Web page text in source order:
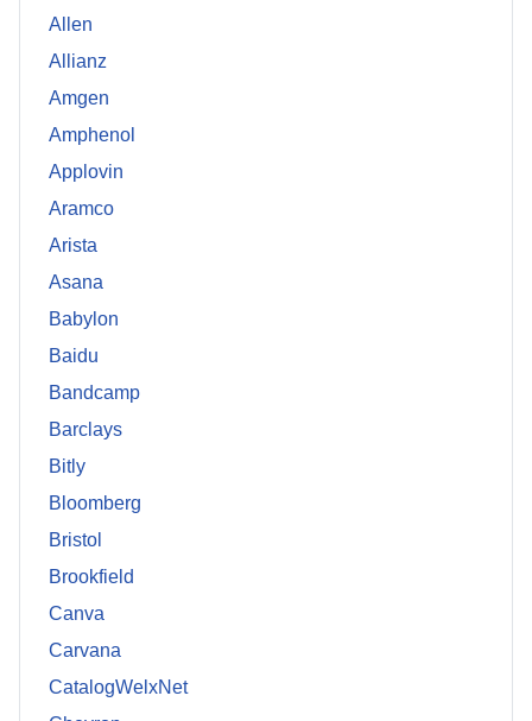
Allen
Allianz
Amgen
Amphenol
Applovin
Aramco
Arista
Asana
Babylon
Baidu
Bandcamp
Barclays
Bitly
Bloomberg
Bristol
Brookfield
Canva
Carvana
CatalogWelxNet